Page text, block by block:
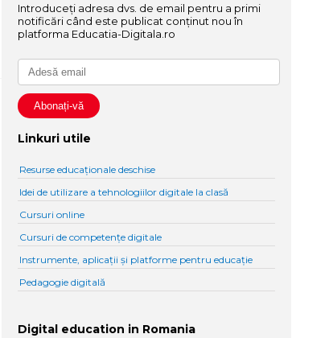
Introduceți adresa dvs. de email pentru a primi
notificări când este publicat conținut nou în
platforma Educatia-Digitala.ro
Linkuri utile
Resurse educaționale deschise
Idei de utilizare a tehnologiilor digitale la clasă
Cursuri online
Cursuri de competențe digitale
Instrumente, aplicații și platforme pentru educație
Pedagogie digitală
Digital education in Romania